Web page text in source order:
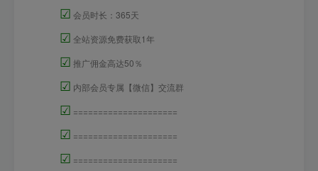
☑ 会员时长：365天
☑ 全站资源免费获取1年
☑ 推广佣金高达50％
☑ 内部会员专属【微信】交流群
☑ =====================
☑ =====================
☑ =====================